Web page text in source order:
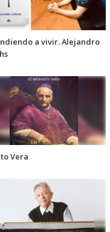
a vivir. Alejandro
Vera